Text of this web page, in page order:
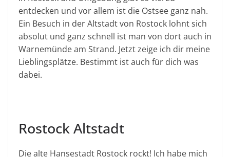
entdecken und vor allem ist die Ostsee ganz nah.
Ein Besuch in der Altstadt von Rostock lohnt sich
absolut und ganz schnell ist man von dort auch in
Warnemünde am Strand. Jetzt zeige ich dir meine
Lieblingsplätze. Bestimmt ist auch für dich was
dabei.
Rostock Altstadt
Die alte Hansestadt Rostock rockt! Ich habe mich